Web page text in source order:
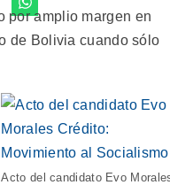
por amplio margen en
de Bolivia cuando sólo
Acto del candidato Evo